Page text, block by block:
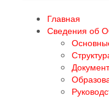
Главная
Сведения об